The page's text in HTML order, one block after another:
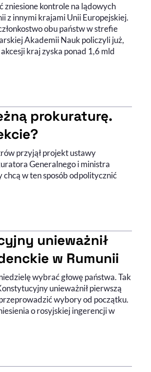
zniesione kontrole na lądowych
z innymi krajami Unii Europejskiej.
obu państw w strefie
Akademii Nauk policzyli już,
kraj zyska ponad 1,6 mld
prokuraturę.
przyjął projekt ustawy
Generalnego i ministra
w ten sposób odpolitycznić
unieważnił
w Rumunii
wybrać głowę państwa. Tak
unieważnił pierwszą
wybory od początku.
o rosyjskiej ingerencji w